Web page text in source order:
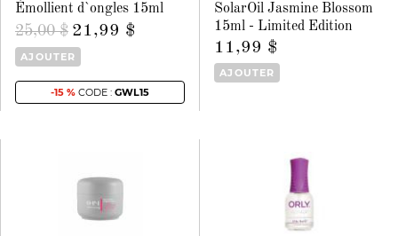
Émollient d`ongles 15ml
25,00 $ 21,99 $
AJOUTER
-15 % CODE : GWL15
SolarOil Jasmine Blossom
15ml - Limited Edition
11,99 $
AJOUTER